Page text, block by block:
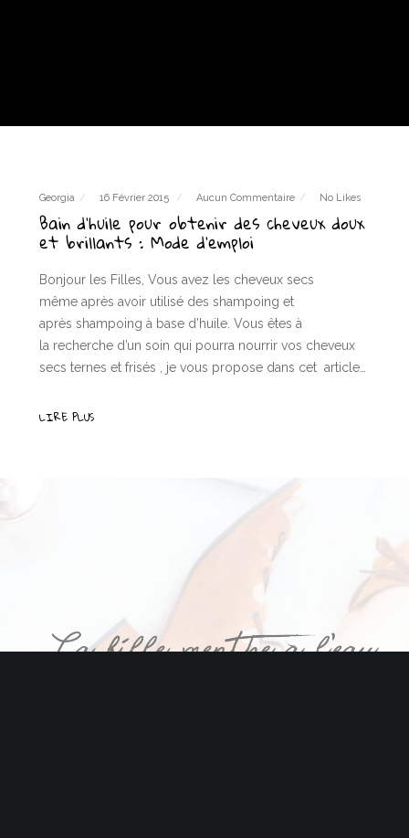
Georgia 16 Février 2015 Aucun Commentaire No Likes
Bain d’huile pour obtenir des cheveux doux
et brillants : Mode d’emploi
Bonjour les Filles, Vous avez les cheveux secs
même après avoir utilisé des shampoing et
après shampoing à base d’huile. Vous êtes à
la recherche d’un soin qui pourra nourrir vos cheveux
secs ternes et frisés , je vous propose dans cet article…
LIRE PLUS